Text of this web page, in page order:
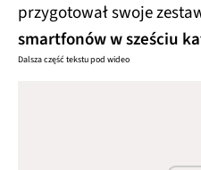
przygotował swoje
smartfonów w sześciu
Dalsza część tekstu pod wideo